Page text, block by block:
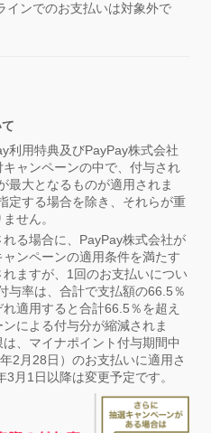
インでのお支払いは対象外で
利用特典及びPayPay株式会社
ャンペーンの中で、付与され
最大となるものが適用されま
定する場合を除き、それらが重
せん。
る場合に、PayPay株式会社が
ンペーンの適用条件を満たす
ますが、1回のお支払いについ
与率は、合計で支払額の66.5％
適用すると合計66.5％を超え
による付与分が縮減されま
、マイナポイント付与期間中
2月28日）のお支払いに適用さ
月1日以降は変更予定です。